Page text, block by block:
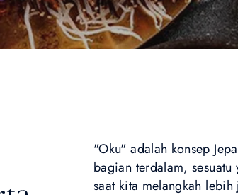
"Oku" adalah konsep
bagian terdalam,
saat kita melangkah